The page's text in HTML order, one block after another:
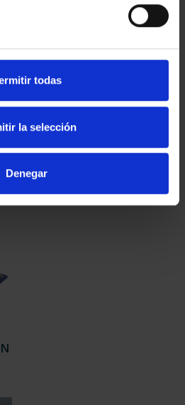
todas
la selección
Denegar
PROVINCIA 4
registrados